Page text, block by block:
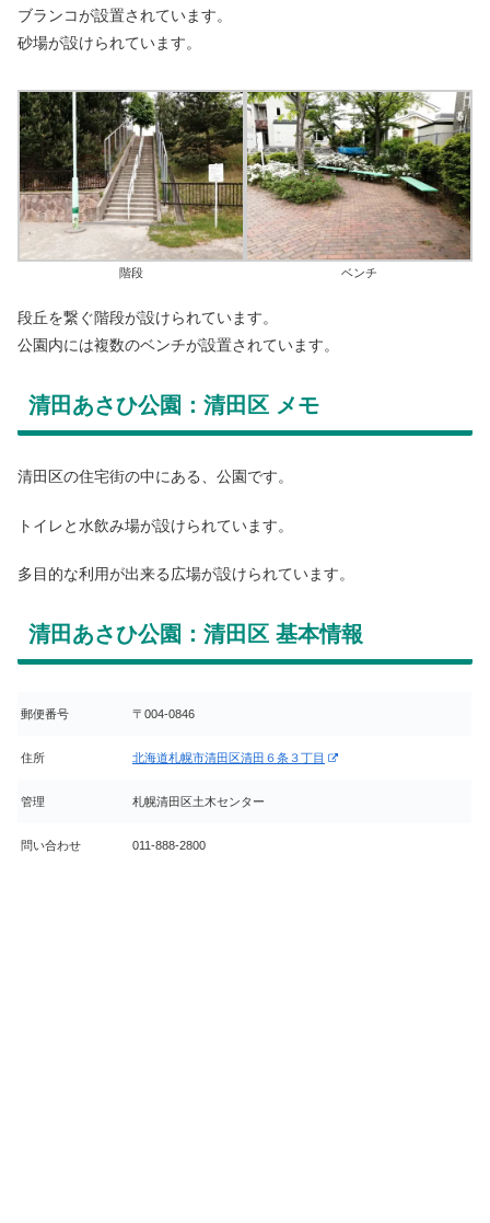
ブランコが設置されています。
砂場が設けられています。
階段 ベンチ
段丘を繋ぐ階段が設けられています。
公園内には複数のベンチが設置されています。
清田あさひ公園：清田区 メモ
清田区の住宅街の中にある、公園です。
トイレと水飲み場が設けられています。
多目的な利用が出来る広場が設けられています。
清田あさひ公園：清田区 基本情報
郵便番号 〒004-0846
住所 北海道札幌市清田区清田６条３丁目
管理 札幌清田区土木センター
問い合わせ 011-888-2800